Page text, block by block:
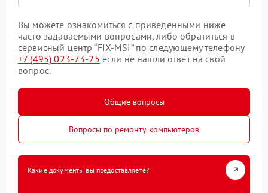
Вы можете ознакомиться с приведенными ниже
часто задаваемыми вопросами, либо обратиться в
сервисный центр “FIX-MSI” по следующему телефону
+7 (495) 023-73-25 если не нашли ответ на свой
вопрос.
Общие вопросы
Вопросы по ремонту компьютеров
Какие документы вы предоставляете?